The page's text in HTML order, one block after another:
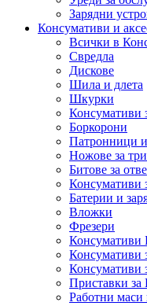
Зарядни
Консумативи и
Всички в
Свредла
Дискове
Шила и длета
Шкурки
Консумативи
Боркорони
Патронници
Ножове за
Битове за
Консумативи
Батерии и
Вложки
Фрезери
Консумативи
Консумативи
Консумативи
Приставки
Работни